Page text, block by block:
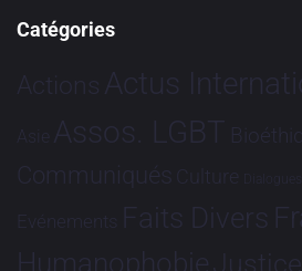
Catégories
Actions Actus
Asie Assos. LGBT
Communiqués Culture
Evénements Faits Divers
HumanophobieJustice